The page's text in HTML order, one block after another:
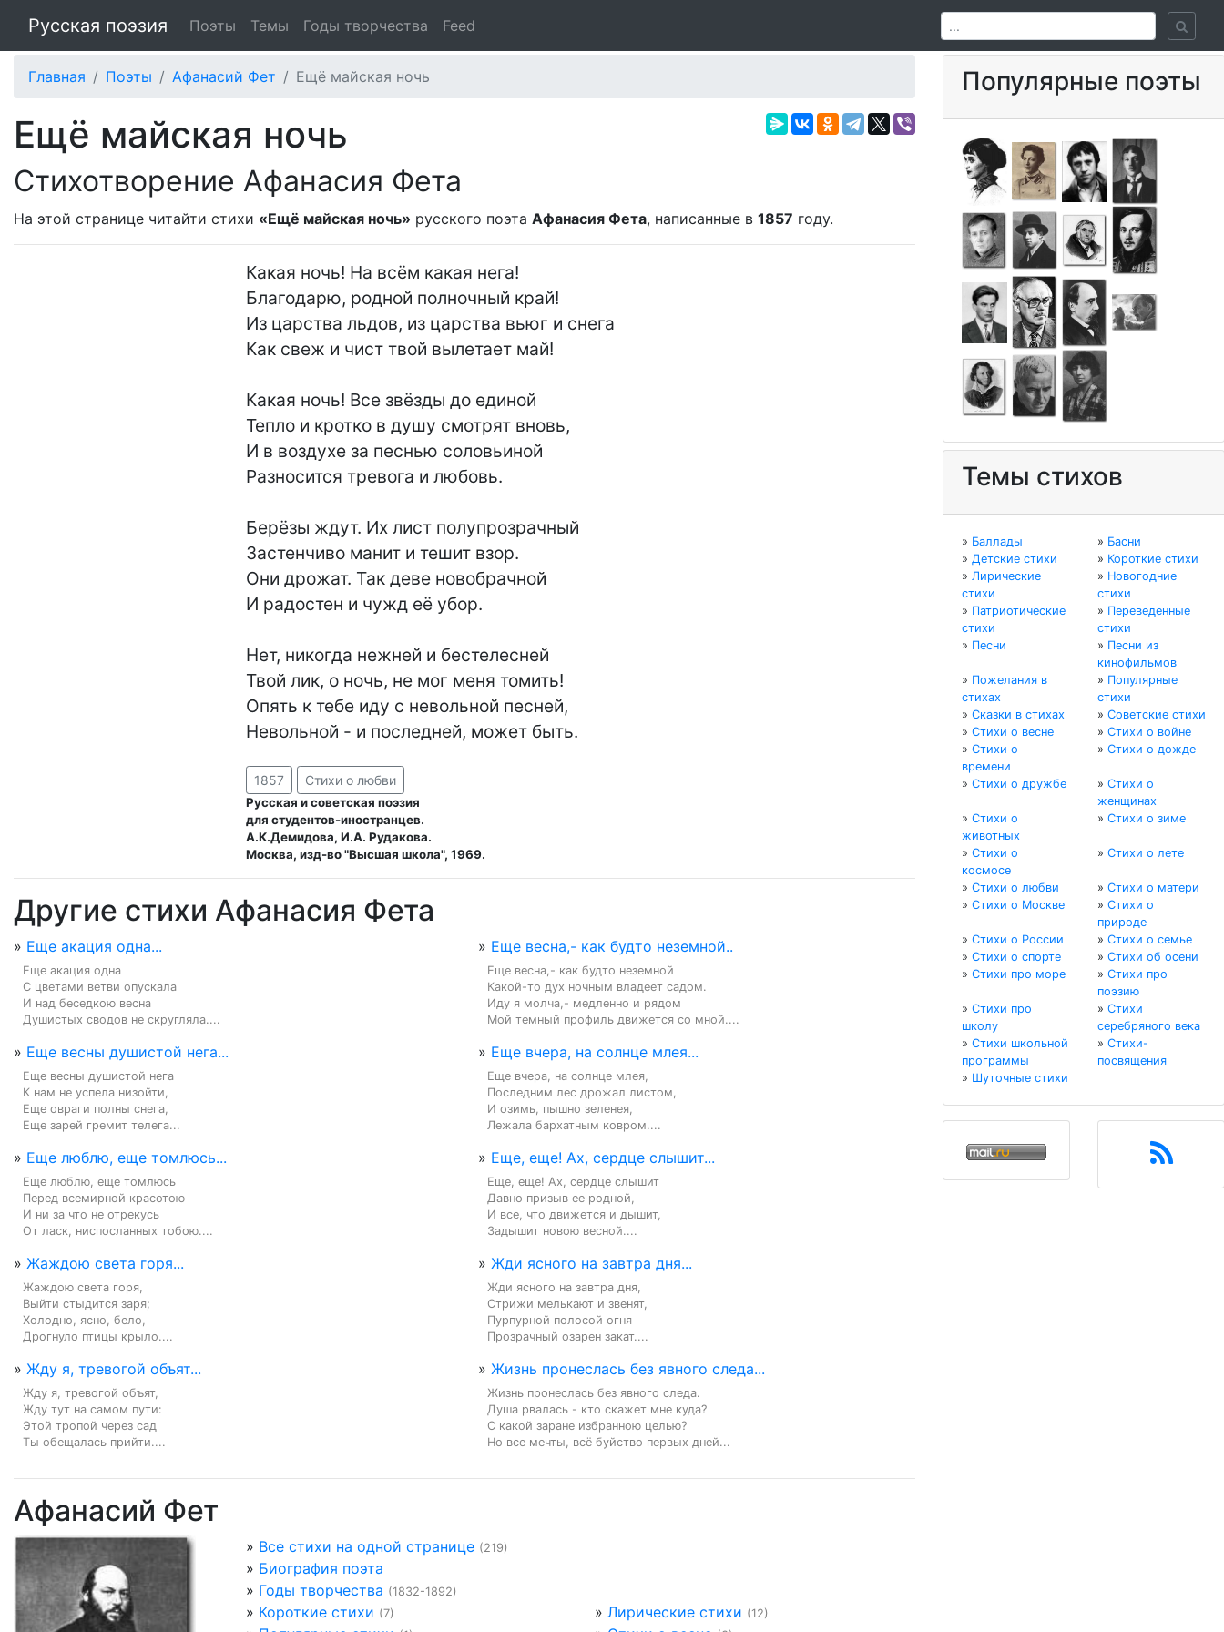
Русская поэзия Поэты Темы Годы творчества Feed
Главная Поэты Афанасий Фет Ещё майская ночь
Ещё майская ночь
Стихотворение Афанасия Фета
На этой странице читайти стихи «Ещё майская ночь» русского поэта Афанасия Фета, написанные в 1857 году.
Какая ночь! На всём какая нега!
Благодарю, родной полночный край!
Из царства льдов, из царства вьюг и снега
Как свеж и чист твой вылетает май!
Какая ночь! Все звёзды до единой
Тепло и кротко в душу смотрят вновь,
И в воздухе за песнью соловьиной
Разносится тревога и любовь.
Берёзы ждут. Их лист полупрозрачный
Застенчиво манит и тешит взор.
Они дрожат. Так деве новобрачной
И радостен и чужд её убор.
Нет, никогда нежней и бестелесней
Твой лик, о ночь, не мог меня томить!
Опять к тебе иду с невольной песней,
Невольной - и последней, может быть.
1857 Стихи о любви
Русская и советская поэзия
для студентов-иностранцев.
А.К.Демидова, И.А. Рудакова.
Москва, изд-во "Высшая школа", 1969.
Другие стихи Афанасия Фета
» Еще акация одна...
Еще акация одна
С цветами ветви опускала
И над беседкою весна
Душистых сводов не скругляла....
» Еще весна,- как будто неземной..
Еще весна,- как будто неземной
Какой-то дух ночным владеет садом.
Иду я молча,- медленно и рядом
Мой темный профиль движется со мной....
» Еще весны душистой нега...
Еще весны душистой нега
К нам не успела низойти,
Еще овраги полны снега,
Еще зарей гремит телега...
» Еще вчера, на солнце млея...
Еще вчера, на солнце млея,
Последним лес дрожал листом,
И озимь, пышно зеленея,
Лежала бархатным ковром....
» Еще люблю, еще томлюсь...
Еще люблю, еще томлюсь
Перед всемирной красотою
И ни за что не отрекусь
От ласк, ниспосланных тобою....
» Еще, еще! Ах, сердце слышит...
Еще, еще! Ах, сердце слышит
Давно призыв ее родной,
И все, что движется и дышит,
Задышит новою весной....
» Жаждою света горя...
Жаждою света горя,
Выйти стыдится заря;
Холодно, ясно, бело,
Дрогнуло птицы крыло....
» Жди ясного на завтра дня...
Жди ясного на завтра дня,
Стрижи мелькают и звенят,
Пурпурной полосой огня
Прозрачный озарен закат....
» Жду я, тревогой объят...
Жду я, тревогой объят,
Жду тут на самом пути:
Этой тропой через сад
Ты обещалась прийти....
» Жизнь пронеслась без явного следа...
Жизнь пронеслась без явного следа.
Душа рвалась - кто скажет мне куда?
С какой заране избранною целью?
Но все мечты, всё буйство первых дней...
Афанасий Фет
» Все стихи на одной странице (219)
» Биография поэта
» Годы творчества (1832-1892)
» Короткие стихи (7) » Лирические стихи (12)
Популярные поэты
Темы стихов
» Баллады » Басни
» Детские стихи » Короткие стихи
» Лирические
стихи
» Новогодние
стихи
» Патриотические
стихи
» Переведенные
стихи
» Песни » Песни из
кинофильмов
» Пожелания в
стихах
» Популярные
стихи
» Сказки в стихах » Советские стихи
» Стихи о весне » Стихи о войне
» Стихи о
времени
» Стихи о дожде
» Стихи о дружбе » Стихи о
женщинах
» Стихи о
животных
» Стихи о зиме
» Стихи о
космосе
» Стихи о лете
» Стихи о любви » Стихи о матери
» Стихи о Москве » Стихи о
природе
» Стихи о России » Стихи о семье
» Стихи о спорте » Стихи об осени
» Стихи про море » Стихи про
поэзию
» Стихи про
школу
» Стихи
серебряного века
» Стихи школьной
программы
» Стихи-
посвящения
» Шуточные стихи